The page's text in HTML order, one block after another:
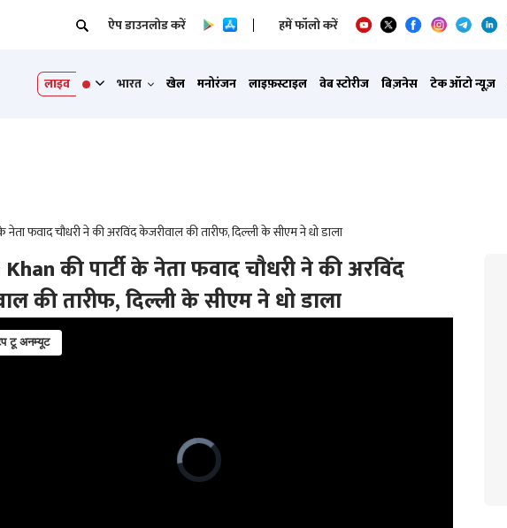
ऐप डाउनलोड करें हमें फॉलो करें
लाइव भारत खेल मनोरंजन लाइफ़स्टाइल वेब स्टोरीज बिज़नेस टेक ऑटो न्यूज़
नेता फवाद चौधरी ने की अरविंद केजरीवाल की तारीफ, दिल्ली के सीएम ने धो डाला
की पार्टी के नेता फवाद चौधरी ने की अरविंद
की तारीफ, दिल्ली के सीएम ने धो डाला
टू अनम्यूट
Video
Player
is
loading.